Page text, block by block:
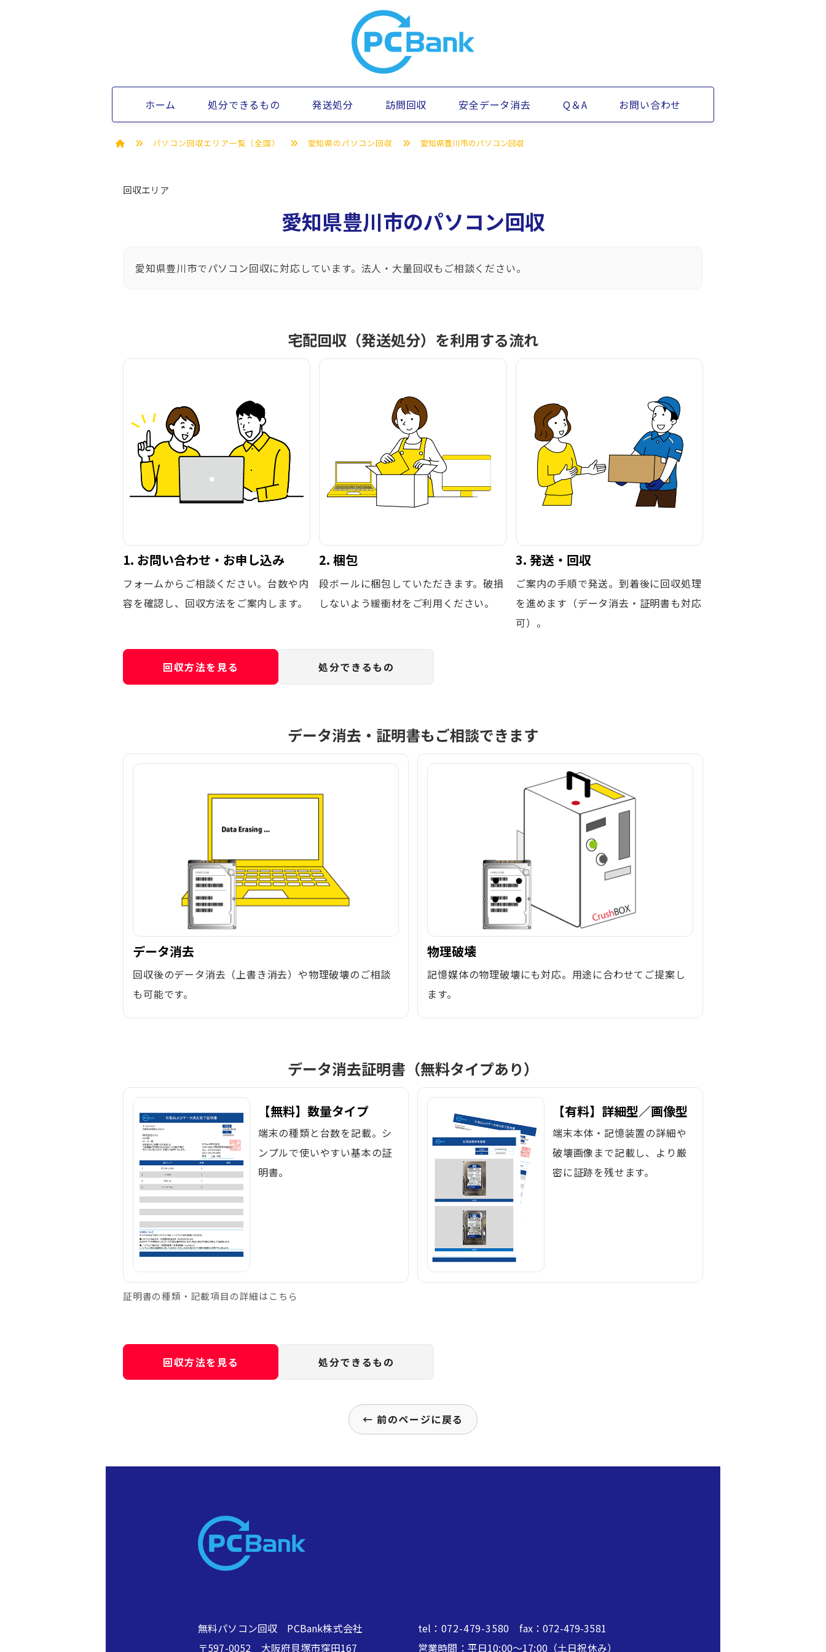
ホーム 処分できるもの 発送処分 訪問回収 安全データ消去 Q＆A お問い合わせ
パソコン回収エリア一覧（全国） 愛知県のパソコン回収 愛知県豊川市のパソコン回収
回収エリア
愛知県豊川市のパソコン回収
愛知県豊川市でパソコン回収に対応しています。法人・大量回収もご相談ください。
宅配回収（発送処分）を利用する流れ
1. お問い合わせ・お申し込み
フォームからご相談ください。台数や内
容を確認し、回収方法をご案内します。
2. 梱包
段ボールに梱包していただきます。破損
しないよう緩衝材をご利用ください。
3. 発送・回収
ご案内の手順で発送。到着後に回収処理
を進めます（データ消去・証明書も対応
可）。
回収方法を見る 処分できるもの
データ消去・証明書もご相談できます
データ消去
回収後のデータ消去（上書き消去）や物理破壊のご相談
も可能です。
物理破壊
記憶媒体の物理破壊にも対応。用途に合わせてご提案し
ます。
データ消去証明書（無料タイプあり）
【無料】数量タイプ
端末の種類と台数を記載。シ
ンプルで使いやすい基本の証
明書。
【有料】詳細型／画像型
端末本体・記憶装置の詳細や
破壊画像まで記載し、より厳
密に証跡を残せます。
証明書の種類・記載項目の詳細はこちら
回収方法を見る 処分できるもの
← 前のページに戻る
無料パソコン回収 PCBank株式会社
〒597-0052 大阪府貝塚市窪田167
tel： 072-479-3580 fax：072-479-3581
営業時間：平日10:00～17:00（土日祝休み）